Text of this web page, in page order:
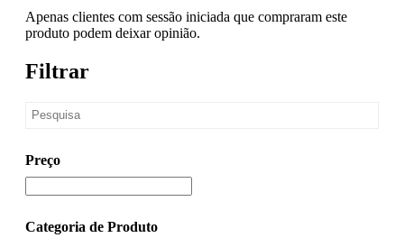
Apenas clientes com sessão iniciada que compraram este
produto podem deixar opinião.
Filtrar
Preço
Categoria de Produto